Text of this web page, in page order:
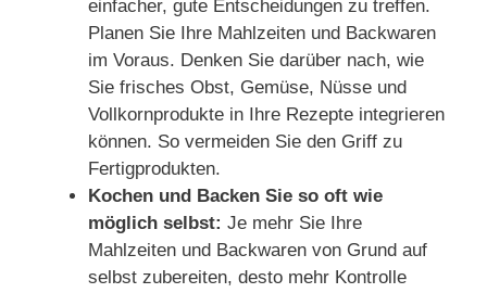
einfacher, gute Entscheidungen zu treffen.
Planen Sie Ihre Mahlzeiten und Backwaren
im Voraus. Denken Sie darüber nach, wie
Sie frisches Obst, Gemüse, Nüsse und
Vollkornprodukte in Ihre Rezepte integrieren
können. So vermeiden Sie den Griff zu
Fertigprodukten.
Kochen und Backen Sie so oft wie
möglich selbst: Je mehr Sie Ihre
Mahlzeiten und Backwaren von Grund auf
selbst zubereiten, desto mehr Kontrolle